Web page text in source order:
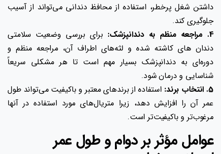
داشتن شغل پرخطر، استفاده از محافظ دندانی می‌تواند از آسیب
جلوگیری کند.
4. مراجعه منظم به دندانپزشک:
برای بررسی وضعیت سلامتی
دندان های کاشته شده و لثه‌های اطراف آن، مراجعه منظم و
دوره‌ای به دندانپزشک بسیار مهم است تا هر مشکلی سریعاً
شناسایی و درمان شود.
5. انتخاب برند:
استفاده از برندهای معتبر و باکیفیت می‌تواند طول
عمر آن را افزایش دهد، زیرا متریال‌های مورد استفاده در آنها
مرغوب‌تر و باکیفیت‌تر است.
عوامل مؤثر بر دوام و طول عمر